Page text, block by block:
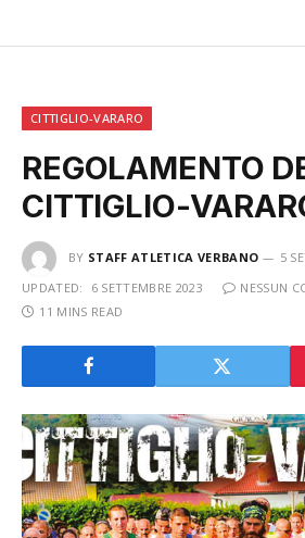
CITTIGLIO-VARARO
REGOLAMENTO
CITTIGLIO-
BY STAFF ATLETICA VERBANO
5
UPDATED:
6 SETTEMBRE 2023
NESSUN
11 MINS READ